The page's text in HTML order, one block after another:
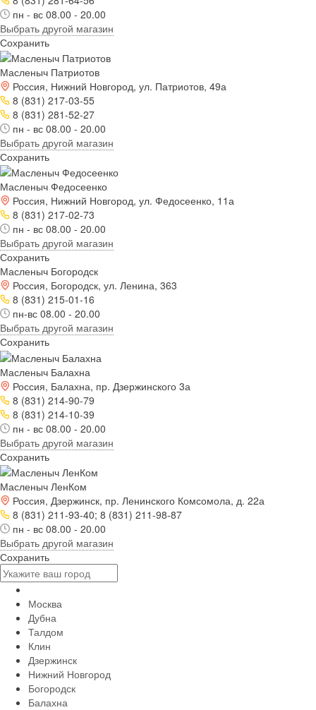
пн - вс 08.00 - 20.00
Выбрать другой магазин
Сохранить
Масленыч Патриотов
Россия, Нижний Новгород, ул. Патриотов, 49а
8 (831) 217-03-55
8 (831) 281-52-27
пн - вс 08.00 - 20.00
Выбрать другой магазин
Сохранить
Масленыч Федосеенко
Россия, Нижний Новгород, ул. Федосеенко, 11а
8 (831) 217-02-73
пн - вс 08.00 - 20.00
Выбрать другой магазин
Сохранить
Масленыч Богородск
Россия, Богородск, ул. Ленина, 363
8 (831) 215-01-16
пн-вс 08.00 - 20.00
Выбрать другой магазин
Сохранить
Масленыч Балахна
Россия, Балахна, пр. Дзержинского 3а
8 (831) 214-90-79
8 (831) 214-10-39
пн - вс 08.00 - 20.00
Выбрать другой магазин
Сохранить
Масленыч ЛенКом
Россия, Дзержинск, пр. Ленинского Комсомола, д. 22а
8 (831) 211-93-40; 8 (831) 211-98-87
пн - вс 08.00 - 20.00
Выбрать другой магазин
Сохранить
Москва
Дубна
Талдом
Клин
Дзержинск
Нижний Новгород
Богородск
Балахна